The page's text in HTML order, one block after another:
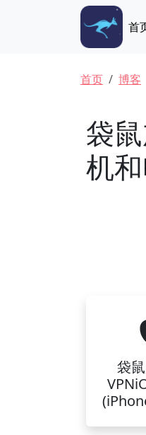
首
面包屑
首页 博客
袋
机
袋